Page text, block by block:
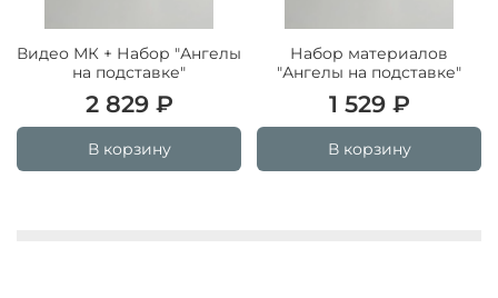
Видео МК + Набор "Ангелы
на подставке"
2 829 ₽
В корзину
Набор материалов
"Ангелы на подставке"
1 529 ₽
В корзину